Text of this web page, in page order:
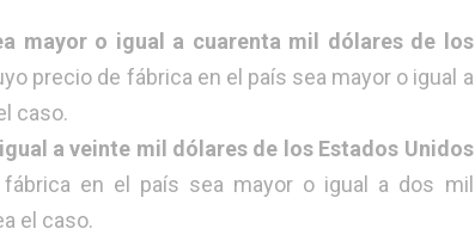
mayor o igual a cuarenta mil dólares de los
precio de fábrica en el país sea mayor o igual a
caso.
a veinte mil dólares de los Estados Unidos
en el país sea mayor o igual a dos mil
el caso.